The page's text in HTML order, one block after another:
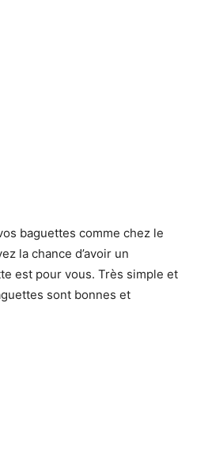
baguettes comme chez le
la chance d’avoir un
est pour vous. Très simple et
sont bonnes et